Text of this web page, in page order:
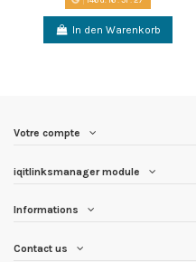
In den Warenkorb
Votre compte
iqitlinksmanager module
Informations
Contact us